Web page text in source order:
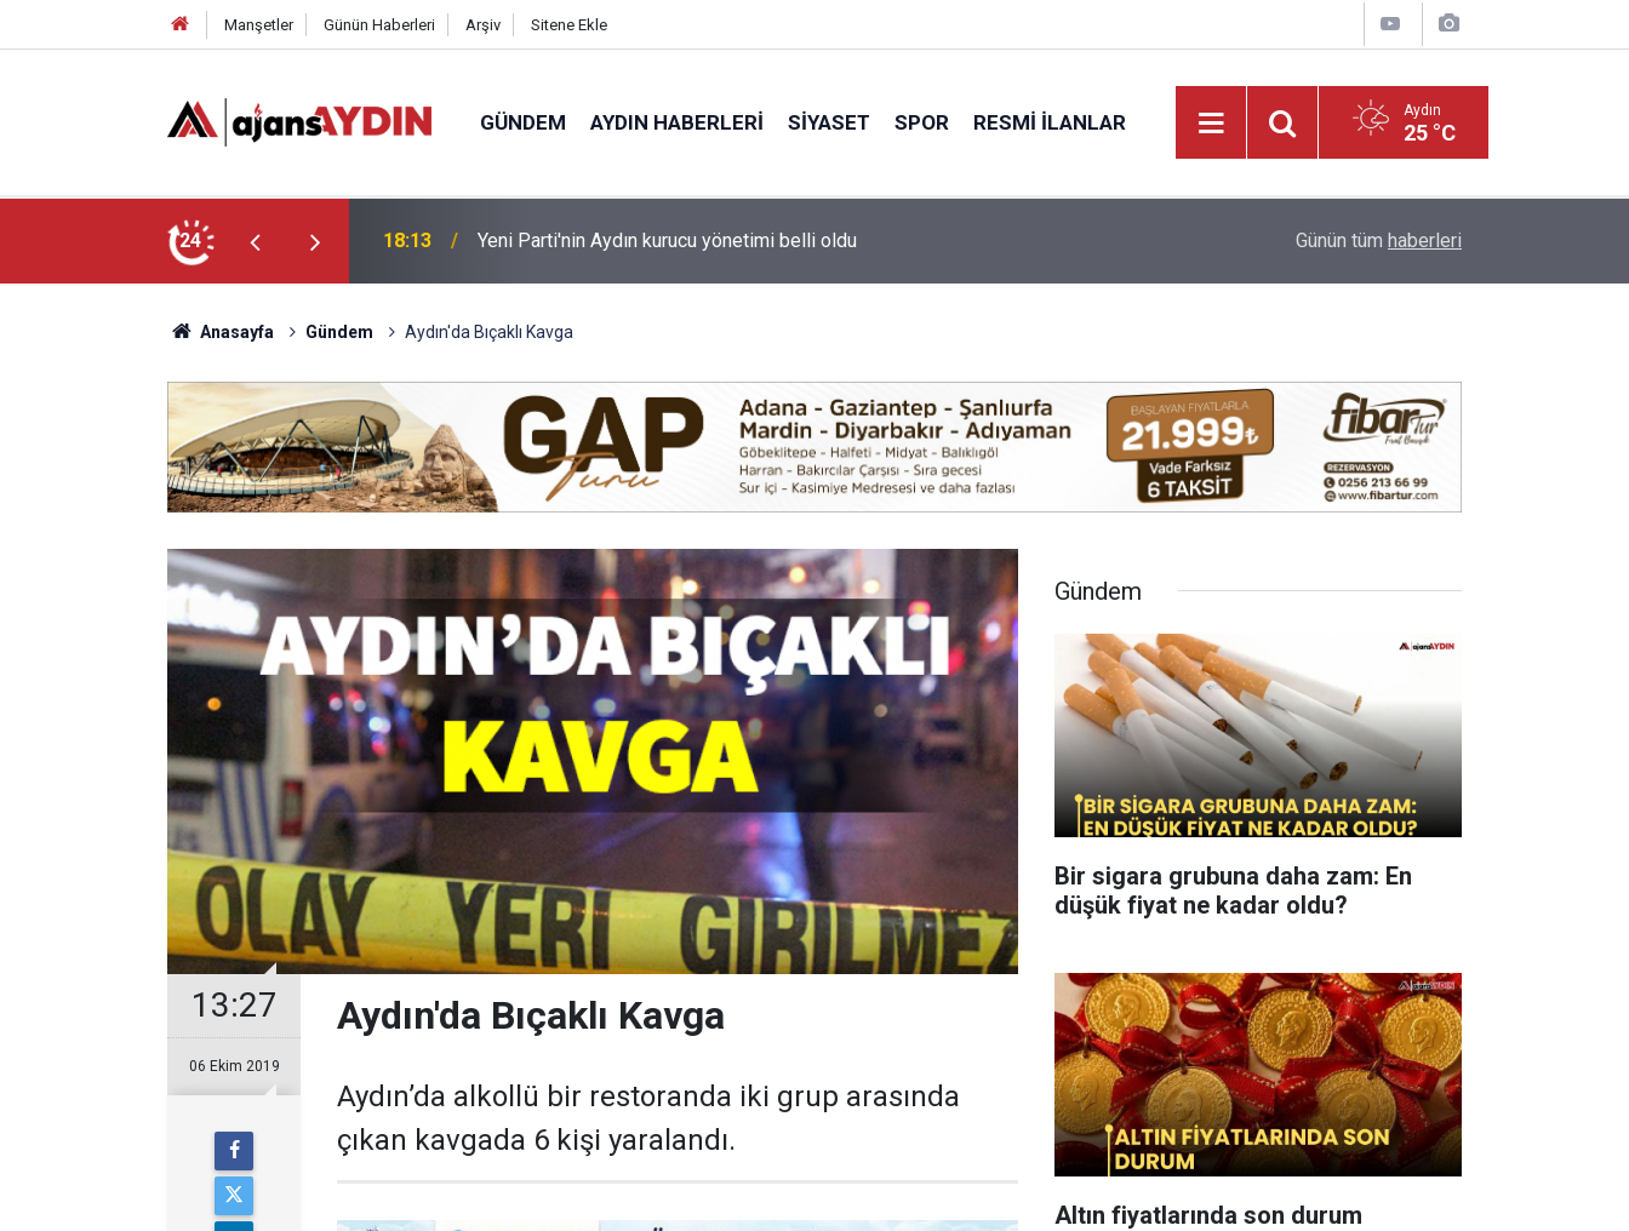
Manşetler Günün Haberleri Arşiv Sitene Ekle
GÜNDEM AYDIN HABERLERI SIYASET SPOR RESMI İLANLAR Aydın
25 °C
24
ölümüne neden oldu 18:13 Yeni Parti'nin Aydın kurucu yönetimi belli oldu Vali Varol, Adalet Bakan Yardımcısı Can Tuncay'ı
Günün tüm haberleri
Anasayfa Gündem Aydın'da Bıçaklı Kavga
13:27
06 Ekim 2019
Aydın'da Bıçaklı Kavga
Aydın’da alkollü bir restoranda iki grup arasında
çıkan kavgada 6 kişi yaralandı.
Gündem
Bir sigara grubuna daha zam: En
düşük fiyat ne kadar oldu?
Altın fiyatlarında son durum